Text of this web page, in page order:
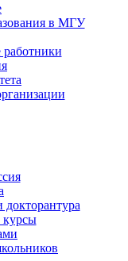
в МГУ
работники
курсы